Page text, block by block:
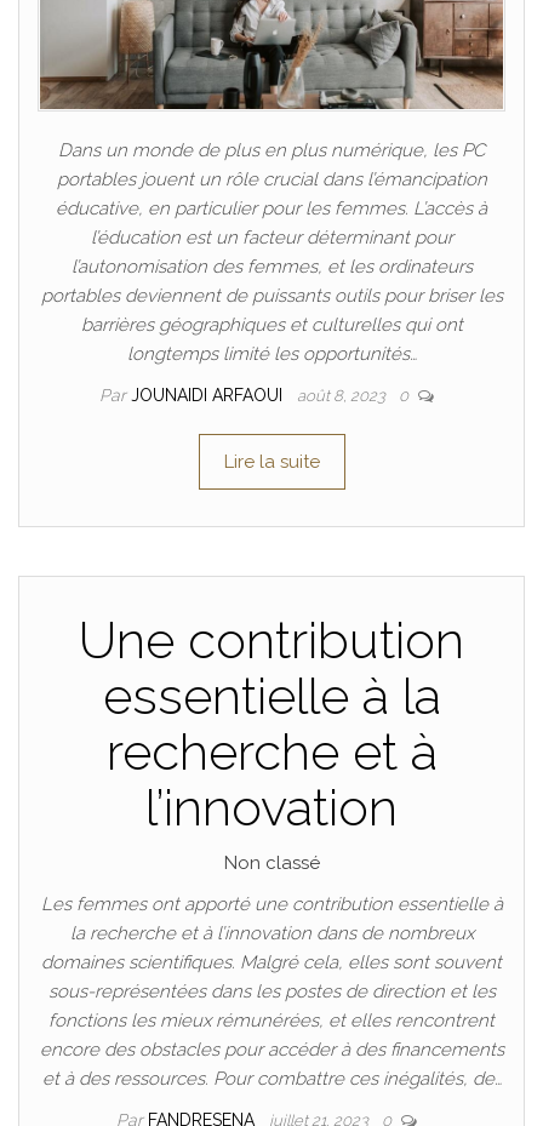
Dans un monde de plus en plus numérique, les PC
portables jouent un rôle crucial dans l’émancipation
éducative, en particulier pour les femmes. L’accès à
l’éducation est un facteur déterminant pour
l’autonomisation des femmes, et les ordinateurs
portables deviennent de puissants outils pour briser les
barrières géographiques et culturelles qui ont
longtemps limité les opportunités…
ParJOUNAIDI ARFAOUI août 8, 2023 0
Lire la suite
Une contribution
essentielle à la
recherche et à
l’innovation
Non classé
Les femmes ont apporté une contribution essentielle à
la recherche et à l’innovation dans de nombreux
domaines scientifiques. Malgré cela, elles sont souvent
sous-représentées dans les postes de direction et les
fonctions les mieux rémunérées, et elles rencontrent
encore des obstacles pour accéder à des financements
et à des ressources. Pour combattre ces inégalités, de…
Par FANDRESENA juillet 21, 2023 0